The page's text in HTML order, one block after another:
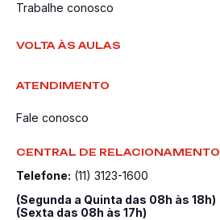
Trabalhe conosco
VOLTA ÀS AULAS
ATENDIMENTO
Fale conosco
CENTRAL DE RELACIONAMENTO
Telefone: (11) 3123-1600
(Segunda a Quinta das 08h às 18h)
(Sexta das 08h às 17h)